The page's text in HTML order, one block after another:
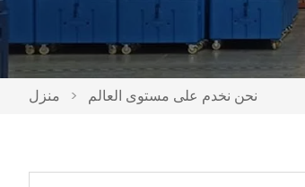
منزل > نحن نخدم على مستوى العالم